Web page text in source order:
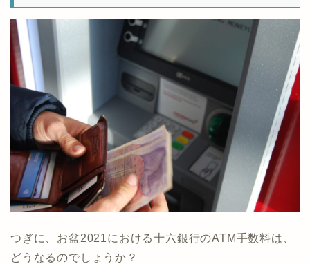
つぎに、お盆2021における十六銀行のATM手数料は、
どうなるのでしょうか？